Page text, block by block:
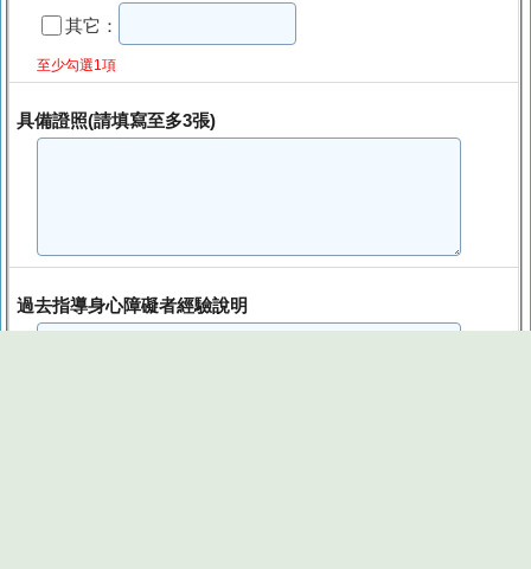
其它：
至少勾選1項
具備證照(請填寫至多3張)
過去指導身心障礙者經驗說明